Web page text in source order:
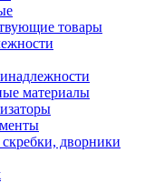
товары
материалы
дворники